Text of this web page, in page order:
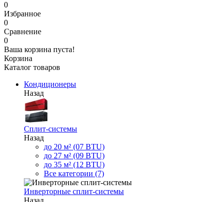
0
Избранное
0
Сравнение
0
Ваша корзина пуста!
Корзина
Каталог товаров
Кондиционеры
Назад
Сплит-системы
Назад
до 20 м² (07 BTU)
до 27 м² (09 BTU)
до 35 м² (12 BTU)
Все категории (7)
Инверторные сплит-системы
Назад